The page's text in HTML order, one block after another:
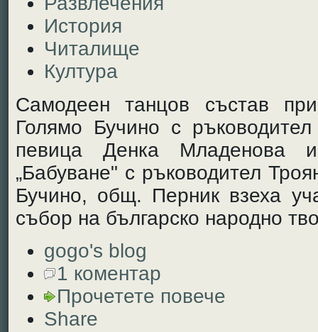
История
Читалище
Култура
Самодеен танцов състав
Голямо Бучино с
певица Денка Младенова
„Бабуване" с ръководител
Бучино, общ. Перник взеха
събор на българско народно
gogo's blog
1 коментар
Прочетете повече
Share